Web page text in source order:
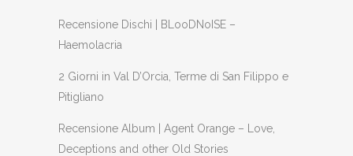
Recensione Dischi | BLooDNoISE –
Haemolacria
2 Giorni in Val D’Orcia, Terme di San Filippo e
Pitigliano
Recensione Album | Agent Orange – Love,
Deceptions and other Old Stories